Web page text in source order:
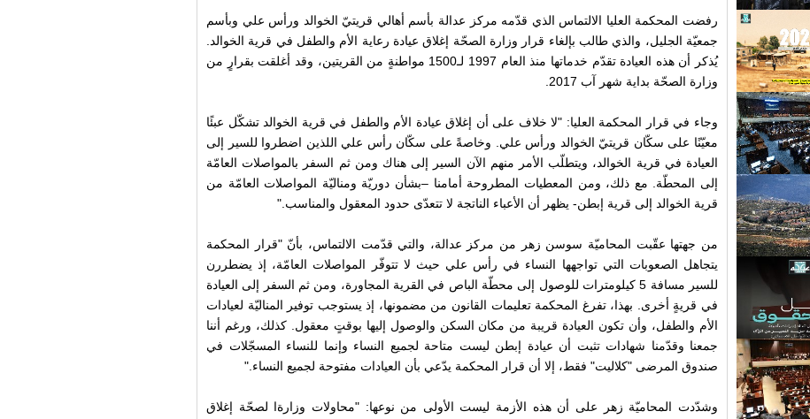
رفضت المحكمة العليا الالتماس الذي قدّمه مركز عدالة بأسم أهالي قريتيّ الخوالد ورأس علي وبأسم
جمعيّة الجليل، والذي طالب بإلغاء قرار وزارة الصحّة إغلاق عيادة رعاية الأم والطفل في قرية الخوالد.
يُذكر أن هذه العيادة تقدّم خدماتها منذ العام 1997 لـ1500 مواطنةٍ من القريتين، وقد أغلقت بقرارٍ من
وزارة الصحّة بداية شهر آب 2017.
وجاء في قرار المحكمة العليا: "لا خلاف على أن إغلاق عيادة الأم والطفل في قرية الخوالد تشكّل عبئًا
معيّنًا على سكّان قريتيّ الخوالد ورأس علي. وخاصةً على سكّان رأس علي اللذين اضطروا للسير إلى
العيادة في قرية الخوالد، ويتطلّب الأمر منهم الآن السير إلى هناك ومن ثم السفر بالمواصلات العامّة
إلى المحطّة. مع ذلك، ومن المعطيات المطروحة أمامنا –بشأن دوريّة ومناليّة المواصلات العامّة من
قرية الخوالد إلى قرية إبطن- يظهر أن الأعباء الناتجة لا تتعدّى حدود المعقول والمناسب."
من جهتها عقّبت المحاميّة سوسن زهر من مركز عدالة، والتي قدّمت الالتماس، بأنّ "قرار المحكمة
يتجاهل الصعوبات التي تواجهها النساء في رأس علي حيث لا تتوفّر المواصلات العامّة، إذ يضطررن
للسير مسافة 5 كيلومترات للوصول إلى محطّة الباص في القرية المجاورة، ومن ثم السفر إلى العيادة
في قريةٍ أخرى. بهذا، تفرغ المحكمة تعليمات القانون من مضمونها، إذ يستوجب توفير المناليّة لعيادات
الأم والطفل، وأن تكون العيادة قريبة من مكان السكن والوصول إليها بوقتٍ معقول. كذلك، ورغم أننا
جمعنا وقدّمنا شهادات تثبت أن عيادة إبطن ليست متاحة لجميع النساء وإنما للنساء المسجّلات في
صندوق المرضى "كلاليت" فقط، إلا أن قرار المحكمة يدّعي بأن العيادات مفتوحة لجميع النساء."
وشدّدت المحاميّة زهر على أن هذه الأزمة ليست الأولى من نوعها: "محاولات وزارةا لصحّة إغلاق